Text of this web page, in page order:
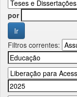
por
Filtros correntes: